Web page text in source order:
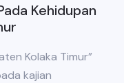
Kehidupan
Kolaka Timur”
kajian